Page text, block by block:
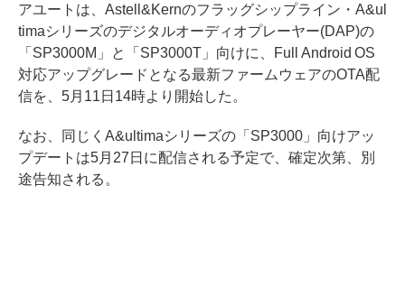
アユートは、Astell&Kernのフラッグシップライン・A&ul
timaシリーズのデジタルオーディオプレーヤー(DAP)の
「SP3000M」と「SP3000T」向けに、Full Android OS
対応アップグレードとなる最新ファームウェアのOTA配
信を、5月11日14時より開始した。
なお、同じくA&ultimaシリーズの「SP3000」向けアッ
プデートは5月27日に配信される予定で、確定次第、別
途告知される。